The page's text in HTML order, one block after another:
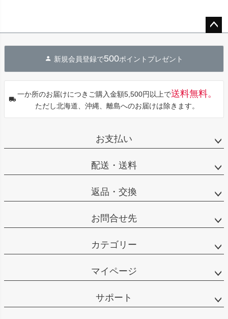
へ
新規会員登録で500ポイントプレゼント
一か所のお届けにつきご購入金額5,500円以上で送料無料。
ただし北海道、沖縄、離島へのお届けは除きます。
お支払い
配送・送料
返品・交換
お問合せ先
カテゴリー
マイページ
サポート